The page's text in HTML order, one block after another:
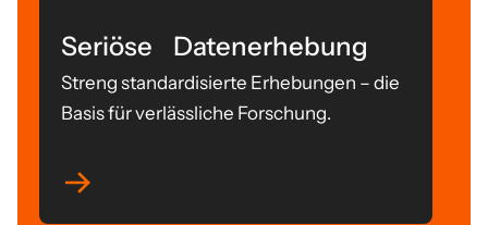
Seriöse Datenerhebung
Streng standardisierte Erhebungen – die
Basis für verlässliche Forschung.